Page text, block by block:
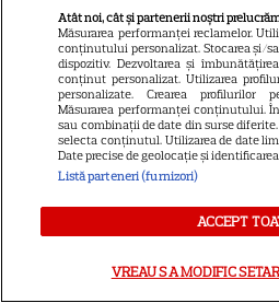
în
majore
și noul
DISNEY
Care-i
Emmy
thrillerul
seducție”
Atât noi, cât și partenerii noștri
Măsurarea performanței reclamelor.
conținutului personalizat. Stocarea și/
dispozitiv. Dezvoltarea și
conținut personalizat. Utilizarea
personalizate. Crearea profilurilor
Măsurarea performanței conținutului.
sau combinații de date din surse
selecta conținutul. Utilizarea de date
Date precise de geolocație și
Listă parteneri (furnizori)
ACCEPT
VREAU SA MODIFIC